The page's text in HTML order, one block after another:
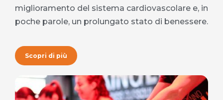
miglioramento del sistema cardiovascolare e, in
poche parole, un prolungato stato di benessere.
Scopri di più